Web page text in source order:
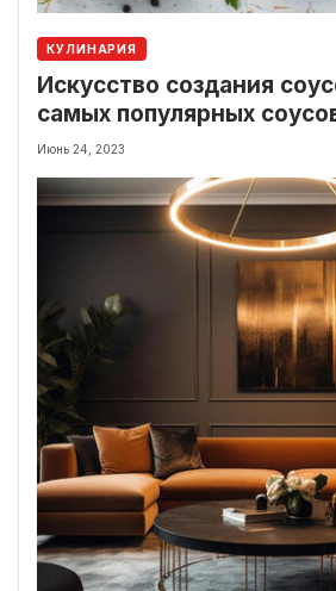
КУЛИНАРИЯ
Искусство создания
самых популярных
Июнь 24, 2023